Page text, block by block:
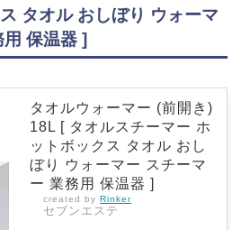
タオル おしぼり ウォーマ
保温器 ]
タオルウォーマー (前開き)
18L [ タオルスチーマー ホ
ットボックス タオル おし
ぼり ウォーマー スチーマ
ー 業務用 保温器 ]
created by Rinker
セブンエステ